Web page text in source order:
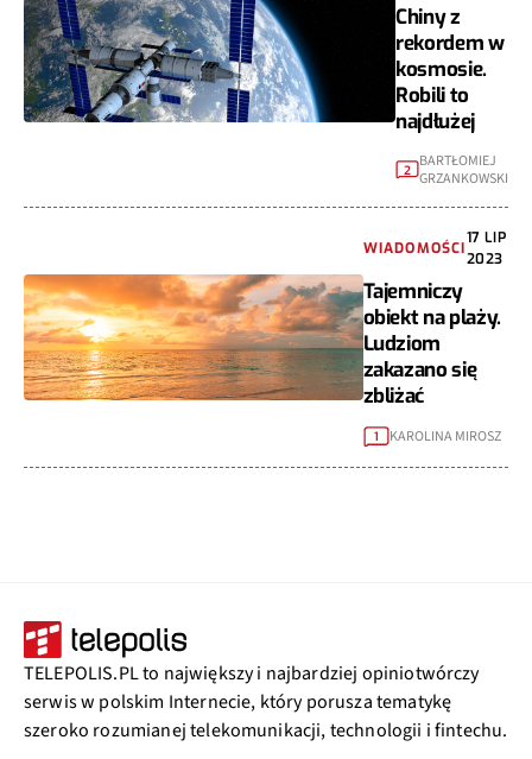
Chiny z
rekordem w
kosmosie.
Robili to
najdłużej
2
BARTŁOMIEJ
GRZANKOWSKI
WIADOMOŚCI
17 LIP
2023
Tajemniczy
obiekt na plaży.
Ludziom
zakazano się
zbliżać
1 KAROLINA MIROSZ
TELEPOLIS.PL to największy i najbardziej opiniotwórczy
serwis w polskim Internecie, który porusza tematykę
szeroko rozumianej telekomunikacji, technologii i fintechu.